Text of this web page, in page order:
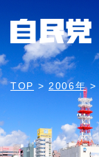
TOP > 2006年>